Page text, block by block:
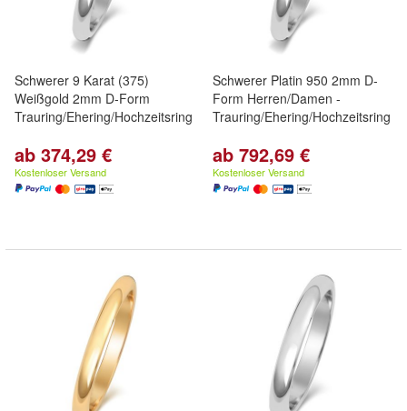
Schwerer 9 Karat (375)
Weißgold 2mm D-Form
Trauring/Ehering/Hochzeitsring
ab 374,29 €
Kostenloser Versand
Schwerer Platin 950 2mm D-
Form Herren/Damen -
Trauring/Ehering/Hochzeitsring
ab 792,69 €
Kostenloser Versand